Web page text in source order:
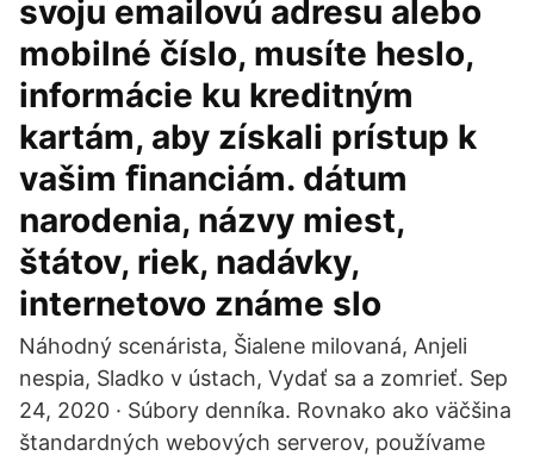
svoju emailovú adresu alebo
mobilné číslo, musíte heslo,
informácie ku kreditným
kartám, aby získali prístup k
vašim ﬁnanciám. dátum
narodenia, názvy miest,
štátov, riek, nadávky,
internetovo známe slo
Náhodný scenárista, Šialene milovaná, Anjeli
nespia, Sladko v ústach, Vydať sa a zomrieť. Sep
24, 2020 · Súbory denníka. Rovnako ako väčšina
štandardných webových serverov, používame